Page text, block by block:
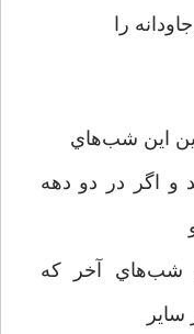
را
اين شب‌هاي
و اگر در دو دهه
شب‌هاي آخر که